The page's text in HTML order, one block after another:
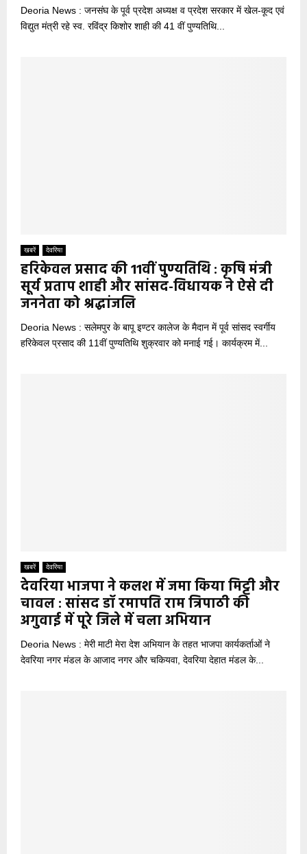
Deoria News : जनसंघ के पूर्व प्रदेश अध्यक्ष व प्रदेश सरकार में खेल-कूद एवं
विद्युत मंत्री रहे स्व. रविंद्र किशोर शाही की 41 वीं पुण्यतिथि...
खबरें देवरिया
हरिकेवल प्रसाद की 11वीं पुण्यतिथि : कृषि मंत्री
सूर्य प्रताप शाही और सांसद-विधायक ने ऐसे दी
जननेता को श्रद्धांजलि
Deoria News : सलेमपुर के बापू इण्टर कालेज के मैदान में पूर्व सांसद स्वर्गीय
हरिकेवल प्रसाद की 11वीं पुण्यतिथि शुक्रवार को मनाई गई। कार्यक्रम में...
खबरें देवरिया
देवरिया भाजपा ने कलश में जमा किया मिट्टी और
चावल : सांसद डॉ रमापति राम त्रिपाठी की
अगुवाई में पूरे जिले में चला अभियान
Deoria News : मेरी माटी मेरा देश अभियान के तहत भाजपा कार्यकर्ताओं ने
देवरिया नगर मंडल के आजाद नगर और चकियवा, देवरिया देहात मंडल के...